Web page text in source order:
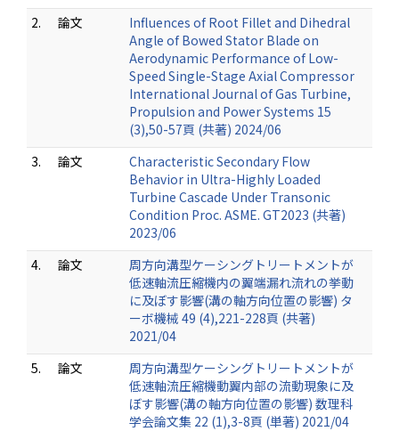
2.
論文
Influences of Root Fillet and Dihedral
Angle of Bowed Stator Blade on
Aerodynamic Performance of Low-
Speed Single-Stage Axial Compressor
International Journal of Gas Turbine,
Propulsion and Power Systems 15
(3),50-57頁 (共著) 2024/06
3.
論文
Characteristic Secondary Flow
Behavior in Ultra-Highly Loaded
Turbine Cascade Under Transonic
Condition Proc. ASME. GT2023 (共著)
2023/06
4.
論文
周方向溝型ケーシングトリートメントが
低速軸流圧縮機内の翼端漏れ流れの挙動
に及ぼす影響(溝の軸方向位置の影響) タ
ーボ機械 49 (4),221-228頁 (共著)
2021/04
5.
論文
周方向溝型ケーシングトリートメントが
低速軸流圧縮機動翼内部の流動現象に及
ぼす影響(溝の軸方向位置の影響) 数理科
学会論文集 22 (1),3-8頁 (単著) 2021/04